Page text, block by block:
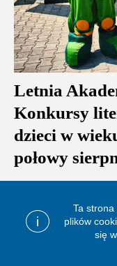
i
Ta
plików
się
Letnia
Konkursy
dzieci w
połowy